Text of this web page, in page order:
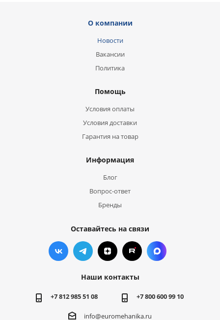
О компании
Новости
Вакансии
Политика
Помощь
Условия оплаты
Условия доставки
Гарантия на товар
Информация
Блог
Вопрос-ответ
Бренды
Оставайтесь на связи
Наши контакты
+7 812 985 51 08 +7 800 600 99 10
info@euromehanika.ru